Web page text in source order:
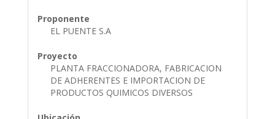
Proponente
EL PUENTE S.A
Proyecto
PLANTA FRACCIONADORA, FABRICACION
DE ADHERENTES E IMPORTACION DE
PRODUCTOS QUIMICOS DIVERSOS